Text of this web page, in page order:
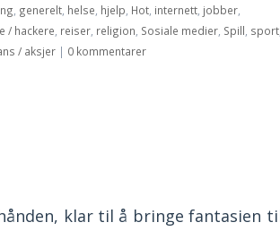
generelt helse hjelp Hot internett jobber
/ hackere reiser religion Sosiale medier Spill sport
/ aksjer | 0 kommentarer
klar til å bringe fantasien